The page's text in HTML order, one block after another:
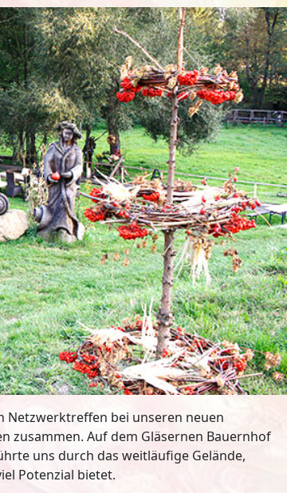
Netzwerktreffen bei unseren neuen
zusammen. Auf dem Gläsernen Bauernhof
uns durch das weitläufige Gelände,
Potenzial bietet.